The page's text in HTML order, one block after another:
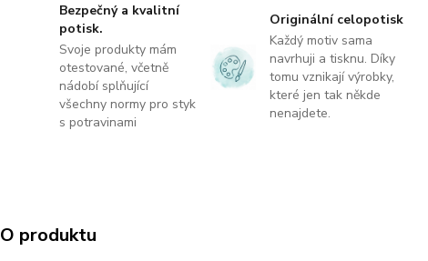
Bezpečný a kvalitní
potisk.
Svoje produkty mám
otestované, včetně
nádobí splňující
všechny normy pro styk
s potravinami
Originální celopotisk
Každý motiv sama
navrhuji a tisknu. Díky
tomu vznikají výrobky,
které jen tak někde
nenajdete.
O produktu